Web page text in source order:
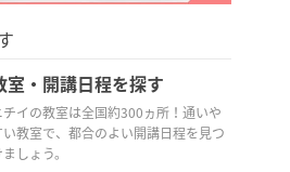
室・開講日程を探す
チイの教室は全国約300ヵ所！通いや
い教室で、都合のよい開講日程を見つ
しょう。